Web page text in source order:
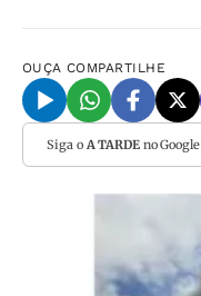
OUÇA COMPARTILHE
Siga o A TARDEno Google